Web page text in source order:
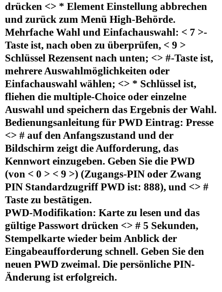
drücken <> * Element Einstellung abbrechen
und zurück zum Menü High-Behörde.
Mehrfache Wahl und Einfachauswahl: < 7 >-
Taste ist, nach oben zu überprüfen, < 9 >
Schlüssel Rezensent nach unten; <> #-Taste ist,
mehrere Auswahlmöglichkeiten oder
Einfachauswahl wählen; <> * Schlüssel ist,
fliehen die multiple-Choice oder einzelne
Auswahl und speichern das Ergebnis der Wahl.
Bedienungsanleitung für PWD Eintrag: Presse
<> # auf den Anfangszustand und der
Bildschirm zeigt die Aufforderung, das
Kennwort einzugeben. Geben Sie die PWD
(von < 0 > < 9 >) (Zugangs-PIN oder Zwang
PIN Standardzugriff PWD ist: 888), und <> #
Taste zu bestätigen.
PWD-Modifikation: Karte zu lesen und das
gültige Passwort drücken <> # 5 Sekunden,
Stempelkarte wieder beim Anblick der
Eingabeaufforderung schnell. Geben Sie den
neuen PWD zweimal. Die persönliche PIN-
Änderung ist erfolgreich.